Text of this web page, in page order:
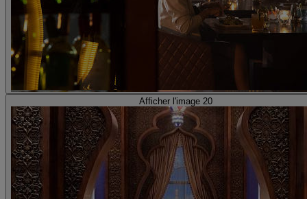
Afficher l'image 20